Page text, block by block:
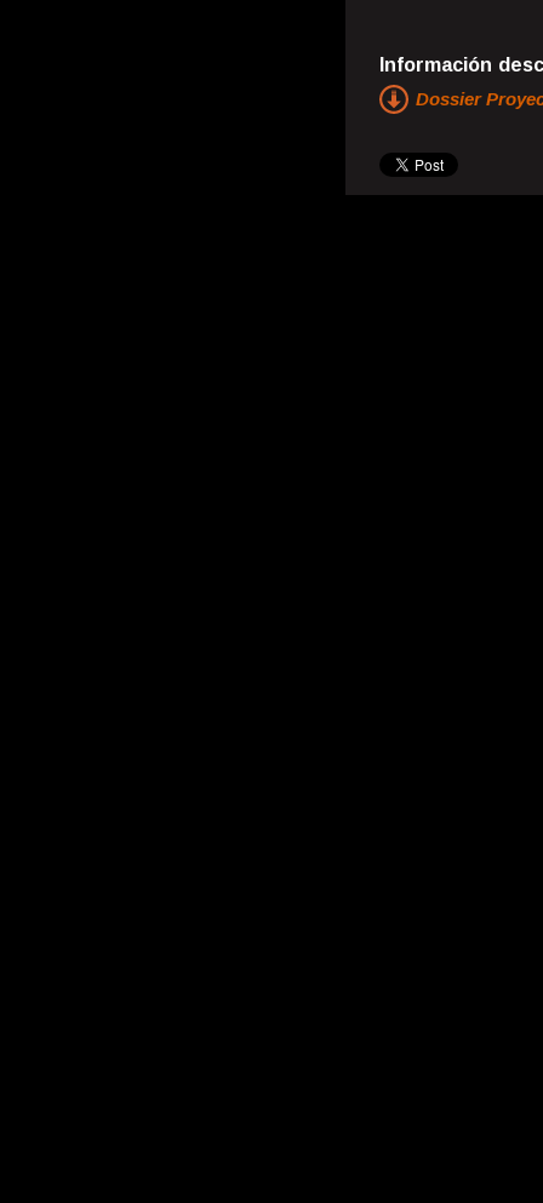
Información
Dossier